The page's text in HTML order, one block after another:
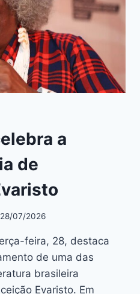
a
de
28/07/2026
feira, 28, destaca
de uma das
brasileira
Evaristo. Em